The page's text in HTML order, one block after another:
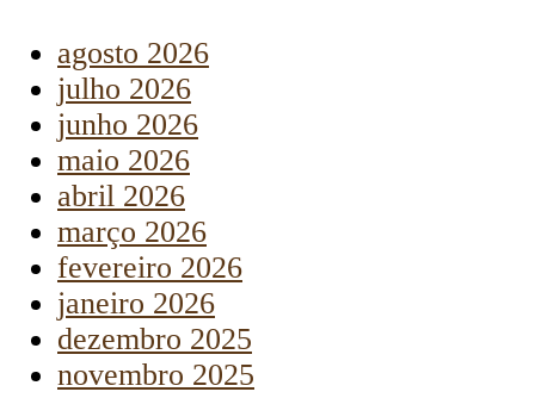
agosto 2026
julho 2026
junho 2026
maio 2026
abril 2026
março 2026
fevereiro 2026
janeiro 2026
dezembro 2025
novembro 2025